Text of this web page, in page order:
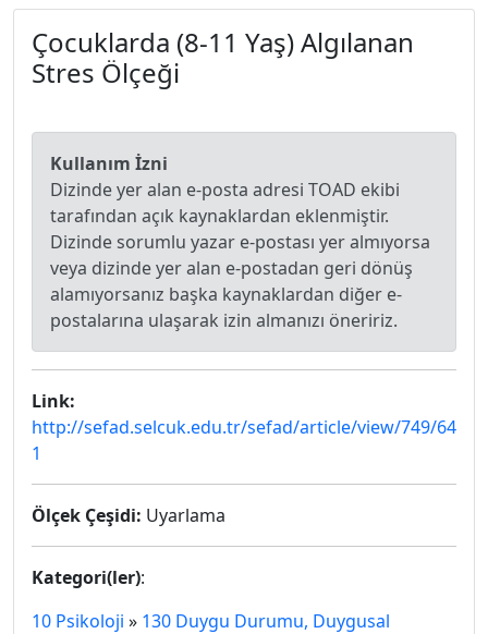
Çocuklarda (8-11 Yaş) Algılanan
Stres Ölçeği
Kullanım İzni
Dizinde yer alan e-posta adresi TOAD ekibi
tarafından açık kaynaklardan eklenmiştir.
Dizinde sorumlu yazar e-postası yer almıyorsa
veya dizinde yer alan e-postadan geri dönüş
alamıyorsanız başka kaynaklardan diğer e-
postalarına ulaşarak izin almanızı öneririz.
Link:
http://sefad.selcuk.edu.tr/sefad/article/view/749/64
1
Ölçek Çeşidi: Uyarlama
Kategori(ler):
10 Psikoloji » 130 Duygu Durumu, Duygusal